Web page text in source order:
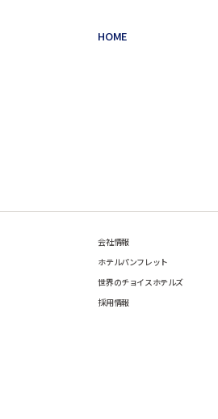
HOME
会社情報
ホテルパンフレット
世界のチョイスホテルズ
採用情報